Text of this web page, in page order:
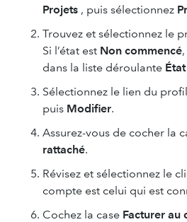
Projets , puis sélectionnez
Trouvez et sélectionnez le
Si l’état est Non commencé
dans la liste déroulante État
Sélectionnez le lien du
puis Modifier.
Assurez-vous de cocher la
rattaché.
Révisez et sélectionnez le
compte est celui qui est
Cochez la case Facturer au